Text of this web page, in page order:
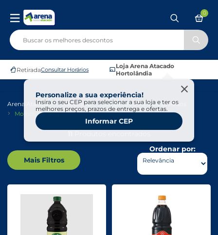
RetiradaConsultar Horários
Loja Arena Atacado
Hortolândia
Personalize a sua experiência!
Insira o seu CEP para selecionar a sua loja e ter os
melhores preços, prazos de entrega e ofertas.
Informar CEP
0
Arena Atacado Mercearia
Temperos E Molhos Diversos
Molhos De Soja
Mais Filtros
Ordenar por: